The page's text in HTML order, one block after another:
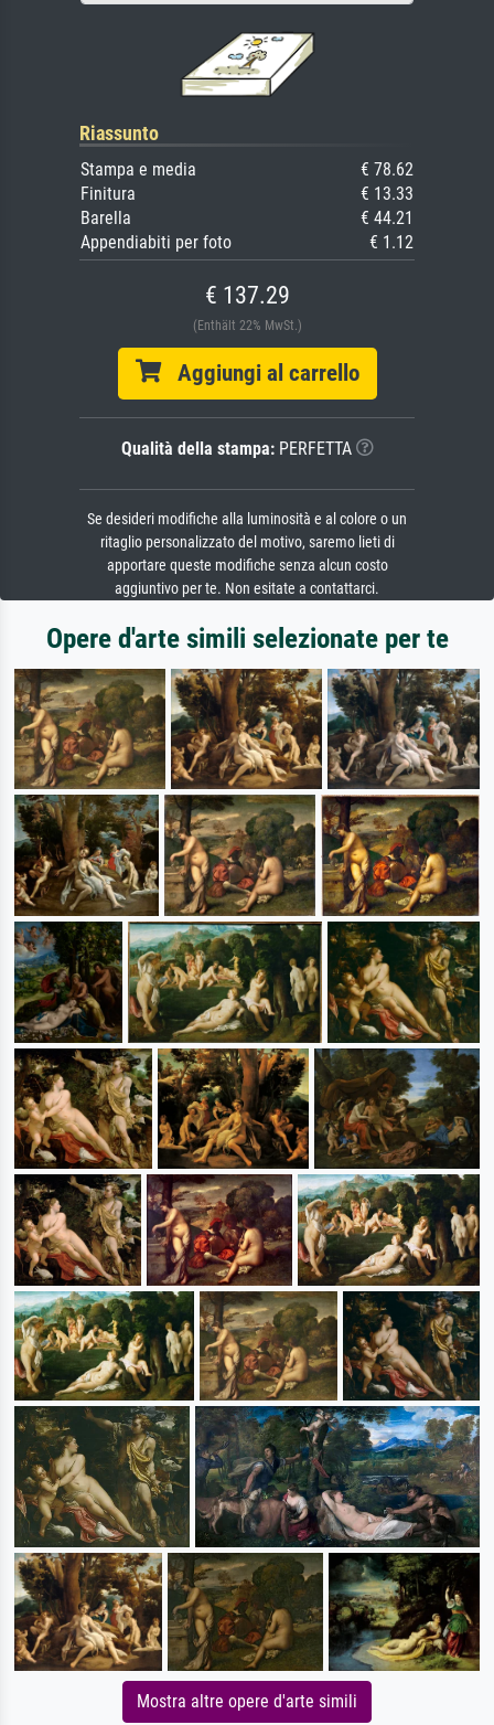
Riassunto
Stampa e media
€ 78.62
Finitura
€ 13.33
Barella
€ 44.21
Appendiabiti per foto
€ 1.12
€ 137.29
(Enthält 22% MwSt.)
Aggiungi al carrello
Qualità della stampa:PERFETTA
Se desideri modifiche alla luminosità e al colore o un
ritaglio personalizzato del motivo, saremo lieti di
apportare queste modifiche senza alcun costo
aggiuntivo per te. Non esitate a contattarci.
Opere d'arte simili selezionate per te
Mostra altre opere d'arte simili